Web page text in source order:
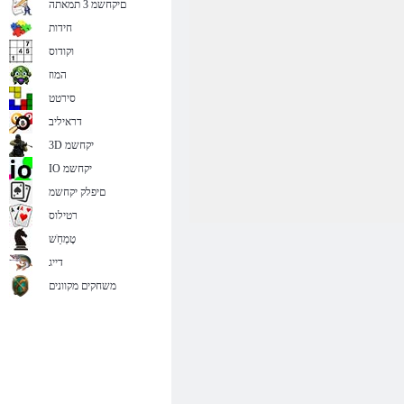
םיקחשמ 3 תמאתה
חידות
וקודוס
המוז
סירטט
דראיליב
3D יקחשמ
IO יקחשמ
םיפלק יקחשמ
רטילוס
טָמְחַׁש
דייג
משחקים מקוונים